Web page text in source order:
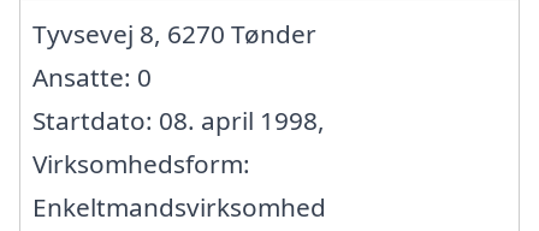
Tyvsevej 8, 6270 Tønder
Ansatte: 0
Startdato: 08. april 1998,
Virksomhedsform:
Enkeltmandsvirksomhed